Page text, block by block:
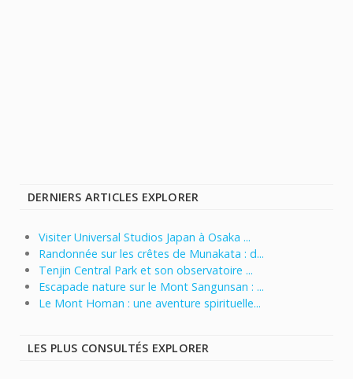
DERNIERS ARTICLES EXPLORER
Visiter Universal Studios Japan à Osaka ...
Randonnée sur les crêtes de Munakata : d...
Tenjin Central Park et son observatoire ...
Escapade nature sur le Mont Sangunsan : ...
Le Mont Homan : une aventure spirituelle...
LES PLUS CONSULTÉS EXPLORER